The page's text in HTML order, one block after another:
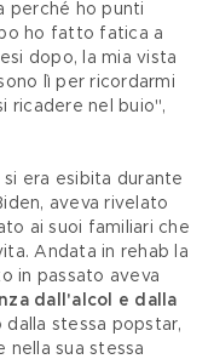
perché ho punti
ho fatto fatica a
dopo, la mia vista
lì per ricordarmi
ricadere nel buio",
era esibita durante
aveva rivelato
ai suoi familiari che
Andata in rehab la
in passato aveva
dall'alcol e dalla
stessa popstar,
sua stessa